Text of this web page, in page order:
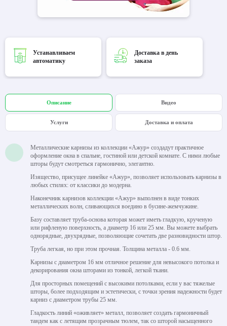
Устанавливаем
автоматику
Доставка в день
заказа
Описание Видео
Услуги Доставка и оплата
Металлические карнизы из коллекции «Ажур» создадут практичное
оформление окна в спальне, гостиной или детской комнате. С ними любые
шторы будут смотреться гармонично, элегантно.
Изящество, присущее линейке «Ажур», позволяет использовать карнизы в
любых стилях: от классики до модерна.
Наконечник карнизов коллекции «Ажур» выполнен в виде тонких
металлических волн, сливающихся воедино в бусине-жемчужине.
Базу составляет труба-основа которая может иметь гладкую, крученую
или рифленую поверхность, а диаметр 16 или 25 мм. Вы можете выбрать
однорядные, двухрядные, позволяющие сочетать две разновидности штор.
Труба легкая, но при этом прочная. Толщина металла - 0.6 мм.
Карнизы с диаметром 16 мм отличное решение для невысокого потолка и
декорирования окна шторами из тонкой, легкой ткани.
Для просторных помещений с высокими потолками, если у вас тяжелые
шторы, более подходящим и эстетически, с точки зрения надежности будет
карниз с диаметром трубы 25 мм.
Гладкость линий «оживляет» металл, позволяет создать гармоничный
тандем как с летящим прозрачным тюлем, так со шторой насыщенного